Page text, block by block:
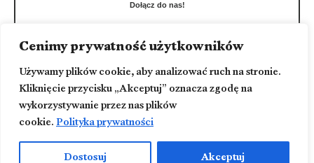
Cenimy prywatność użytkowników
Używamy plików cookie, aby analizować ruch na stronie.
Kliknięcie przycisku „Akceptuj” oznacza zgodę na
wykorzystywanie przez nas plików
cookie. Polityka prywatności
Dostosuj Akceptuj
Dołącz do nas!
Wydawca
ul. Masztalarska 8
61-767 Poznań